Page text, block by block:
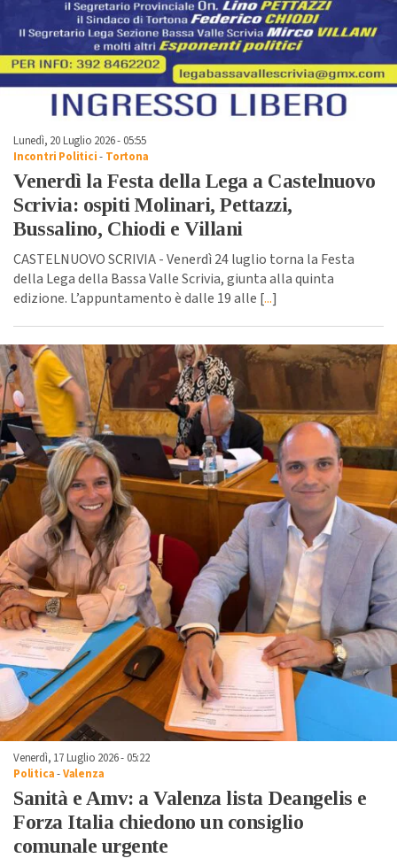
Lunedì, 20 Luglio 2026 - 05:55
Incontri Politici- Tortona
Venerdì la Festa della Lega a Castelnuovo
Scrivia: ospiti Molinari, Pettazzi,
Bussalino, Chiodi e Villani
CASTELNUOVO SCRIVIA - Venerdì 24 luglio torna la Festa
della Lega della Bassa Valle Scrivia, giunta alla quinta
edizione. L’appuntamento è dalle 19 alle [...]
Venerdì, 17 Luglio 2026 - 05:22
Politica-Valenza
Sanità e Amv: a Valenza lista Deangelis e
Forza Italia chiedono un consiglio
comunale urgente